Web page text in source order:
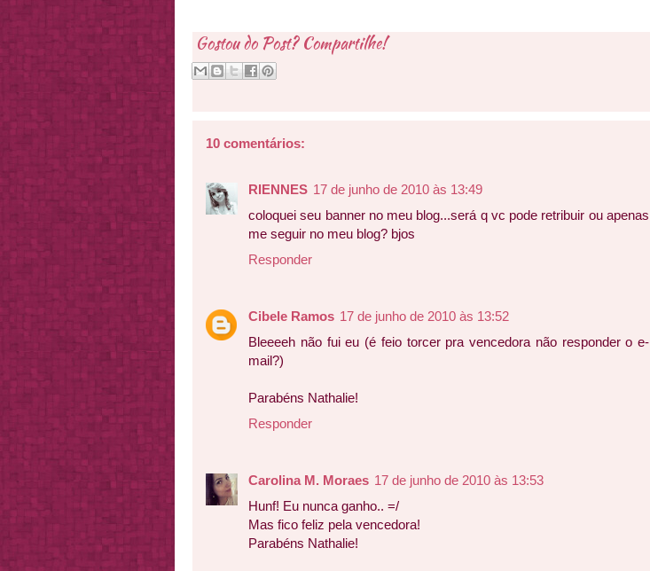
Gostou do Post? Compartilhe!
10 comentários:
RIENNES 17 de junho de 2010 às 13:49
coloquei seu banner no meu blog...será q vc pode retribuir ou apenas
me seguir no meu blog? bjos
Responder
Cibele Ramos 17 de junho de 2010 às 13:52
Bleeeeh não fui eu (é feio torcer pra vencedora não responder o e-
mail?)
Parabéns Nathalie!
Responder
Carolina M. Moraes 17 de junho de 2010 às 13:53
Hunf! Eu nunca ganho.. =/
Mas fico feliz pela vencedora!
Parabéns Nathalie!